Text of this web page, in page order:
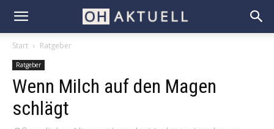
Start Ratgeber
Ratgeber
Wenn Milch auf den Magen
schlägt